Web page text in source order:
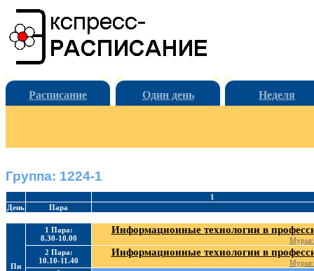
Расписание Один день Неделя
Группа: 1224-1
1
День
Пара
Пн
1 Пара:
8.30-10.00
Информационные технологии в
2 Пара:
10.10-11.40
Информационные технологии в